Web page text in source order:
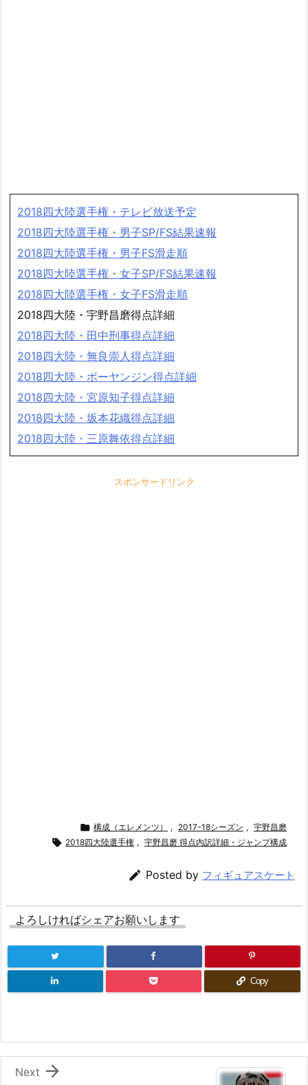
2018四大陸選手権・テレビ放送予定
2018四大陸選手権・男子SP/FS結果速報
2018四大陸選手権・男子FS滑走順
2018四大陸選手権・女子SP/FS結果速報
2018四大陸選手権・女子FS滑走順
2018四大陸・宇野昌磨得点詳細
2018四大陸・田中刑事得点詳細
2018四大陸・無良崇人得点詳細
2018四大陸・ボーヤンジン得点詳細
2018四大陸・宮原知子得点詳細
2018四大陸・坂本花織得点詳細
2018四大陸・三原舞依得点詳細
スポンサードリンク
 構成（エレメンツ） , 2017-18シーズン , 宇野昌磨
 2018四大陸選手権 , 宇野昌磨 得点内訳詳細・ジャンプ構成
 Posted by フィギュアスケート
よろしければシェアお願いします
Copy

Next